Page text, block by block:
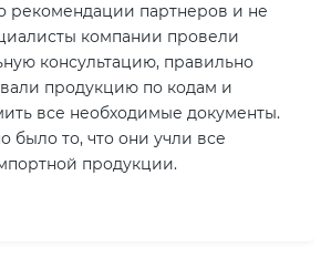
рекомендации партнеров и не
компании провели
консультацию, правильно
продукцию по кодам и
все необходимые документы.
было то, что они учли все
продукции.